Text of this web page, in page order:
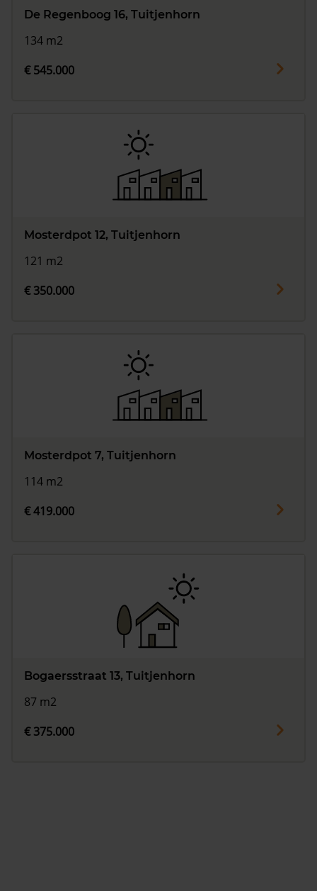
De Regenboog 16, Tuitjenhorn
134 m2
€ 545.000
Mosterdpot 12, Tuitjenhorn
121 m2
€ 350.000
Mosterdpot 7, Tuitjenhorn
114 m2
€ 419.000
Bogaersstraat 13, Tuitjenhorn
87 m2
€ 375.000